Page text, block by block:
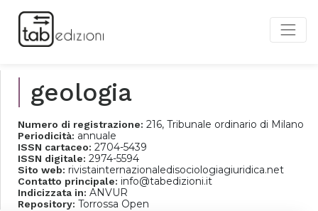
geologia
Numero di registrazione: 216, Tribunale ordinario di Milano
Periodicità: annuale
ISSN cartaceo: 2704-5439
ISSN digitale: 2974-5594
Sito web: rivistainternazionaledisociologiagiuridica.net
Contatto principale: info@tabedizioni.it
Indicizzata in: ANVUR
Repository: Torrossa Open